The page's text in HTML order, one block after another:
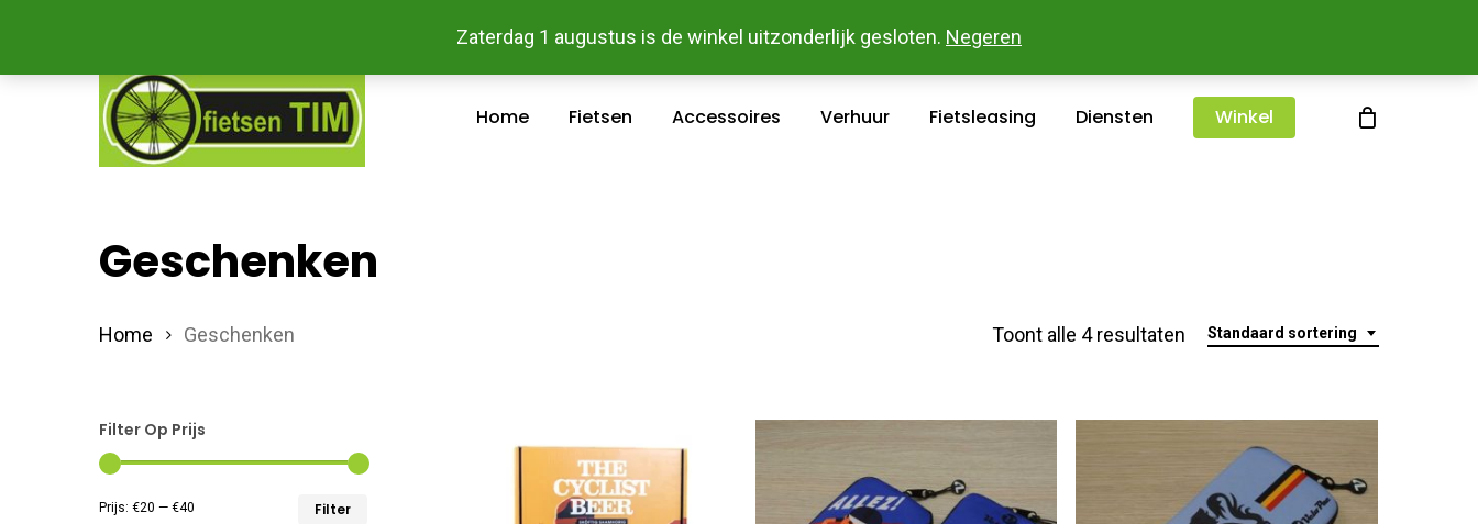
Zaterdag 1 augustus is de winkel uitzonderlijk gesloten. Negeren
Bestel En Betaal Makkelijk Online - Gratis Levering In Groot Kasterlee
Home Fietsen Accessoires Verhuur Fietsleasing Diensten Winkel
Geschenken
Standaard sortering
Toont alle 4 resultaten
Home Geschenken
Filter Op Prijs
Filter
Prijs: €20 — €40